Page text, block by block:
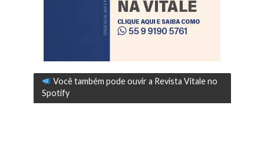
Você também pode ouvir a Revista Vitale no
Spotify